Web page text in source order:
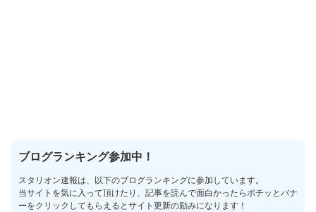
ブログランキング参加中！
スタリオン速報は、以下のブログランキングに参加しています。
当サイトを気に入って頂けたり、記事を読んで面白かったらポチッとバナ
ーをクリックしてもらえるとサイト更新の励みになります！